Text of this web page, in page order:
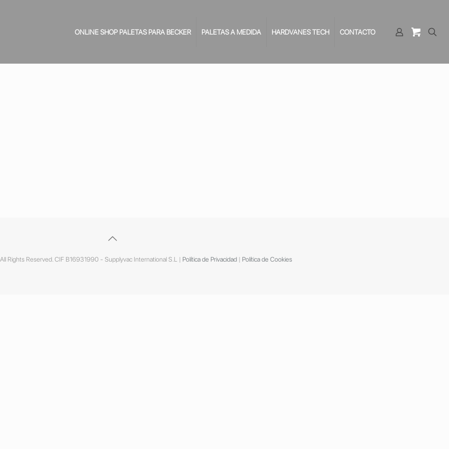
ONLINE SHOP PALETAS PARA BECKER PALETAS A MEDIDA HARDVANES TECH CONTACTO
Rights Reserved. CIF B16931990 - Supplyvac International S.L | Política de Privacidad| Política de Cookies